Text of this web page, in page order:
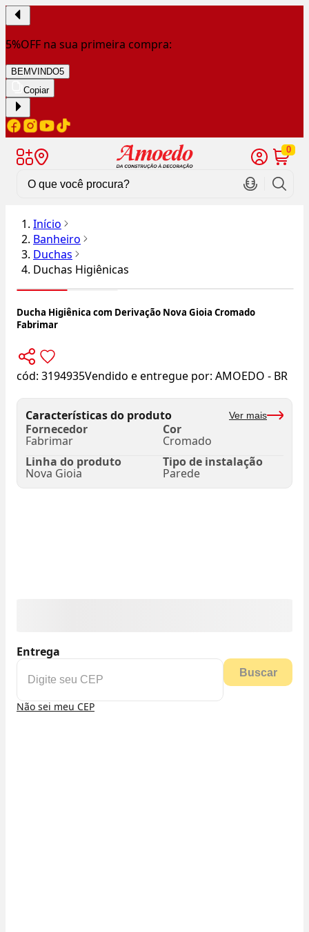
5%OFF na sua primeira compra:
BEMVINDO5
Copiar
0
Início
Banheiro
Duchas
Duchas Higiênicas
Ducha Higiênica com Derivação Nova Gioia Cromado
Fabrimar
cód: 3194935Vendido e entregue por: AMOEDO - BR
Características do produto Ver mais
Fornecedor
Fabrimar
Cor
Cromado
Linha do produto
Nova Gioia
Tipo de instalação
Parede
Entrega
Buscar
Não sei meu CEP